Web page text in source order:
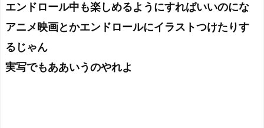
エンドロール中も楽しめるようにすればいいのにな
アニメ映画とかエンドロールにイラストつけたりす
るじゃん
実写でもああいうのやれよ